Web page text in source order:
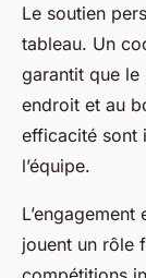
Le soutien
tableau. Un
garantit que
endroit et au
efficacité sont
l’équipe.
jouent un rôle